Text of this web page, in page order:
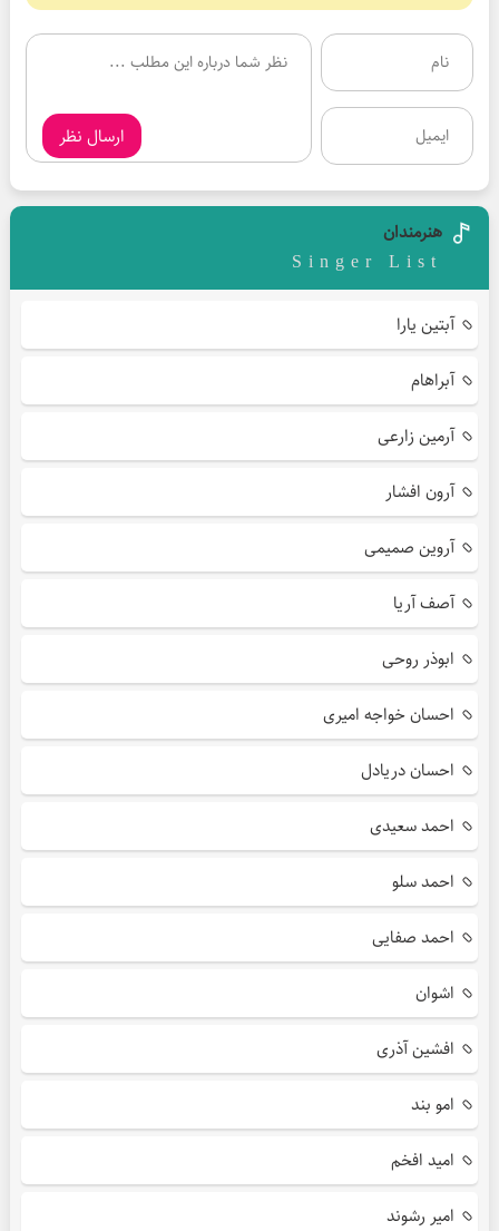
ارسال نظر
هنرمندان
Singer List
آبتین یارا
آبراهام
آرمین زارعی
آرون افشار
آروین صمیمی
آصف آریا
ابوذر روحی
احسان خواجه امیری
احسان دریادل
احمد سعیدی
احمد سلو
احمد صفایی
اشوان
افشین آذری
امو بند
امید افخم
امیر رشوند